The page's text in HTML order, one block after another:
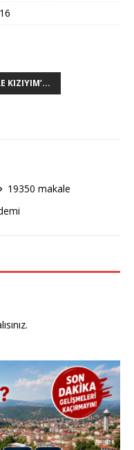
KIZIYIM’...
19350 makale
.